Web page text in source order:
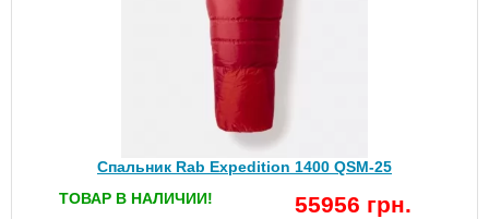
Спальник Rab Expedition 1400 QSM-25
ТОВАР В НАЛИЧИИ!
55956 грн.